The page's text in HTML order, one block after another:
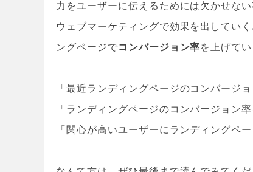
力をユーザーに伝えるためには欠かせない
ウェブマーケティングで効果を出してい
ングページでコンバージョン率を上げて
「最近ランディングページのコンバージ
「ランディングページのコンバージョン
「関心が高いユーザーにランディングペ